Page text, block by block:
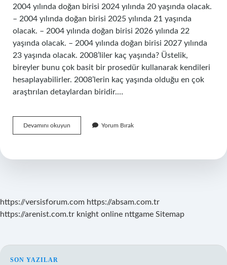
2004 yılında doğan birisi 2024 yılında 20 yaşında olacak.
– 2004 yılında doğan birisi 2025 yılında 21 yaşında
olacak. – 2004 yılında doğan birisi 2026 yılında 22
yaşında olacak. – 2004 yılında doğan birisi 2027 yılında
23 yaşında olacak. 2008’liler kaç yaşında? Üstelik,
bireyler bunu çok basit bir prosedür kullanarak kendileri
hesaplayabilirler. 2008’lerin kaç yaşında olduğu en çok
araştırılan detaylardan biridir.…
Devamını okuyun
Liler
Girecek
Yorum Bırak
https://versisforum.com https://absam.com.tr
https://arenist.com.tr knight online nttgame Sitemap
SON YAZILAR